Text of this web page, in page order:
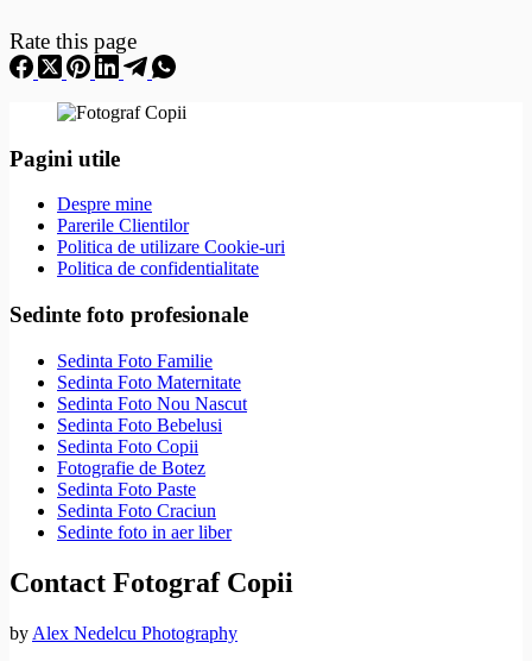
Rate this page
Pagini utile
Despre mine
Parerile Clientilor
Politica de utilizare Cookie-uri
Politica de confidentialitate
Sedinte foto profesionale
Sedinta Foto Familie
Sedinta Foto Maternitate
Sedinta Foto Nou Nascut
Sedinta Foto Bebelusi
Sedinta Foto Copii
Fotografie de Botez
Sedinta Foto Paste
Sedinta Foto Craciun
Sedinte foto in aer liber
Contact Fotograf Copii
by Alex Nedelcu Photography